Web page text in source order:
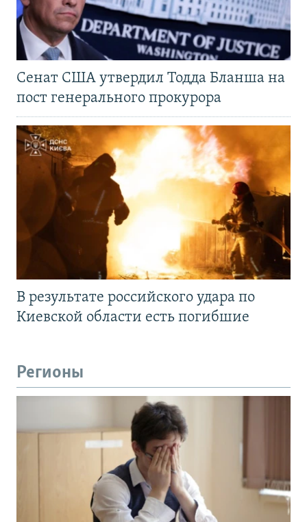
Сенат США утвердил Тодда Бланша на
пост генерального прокурора
В результате российского удара по
Киевской области есть погибшие
Регионы